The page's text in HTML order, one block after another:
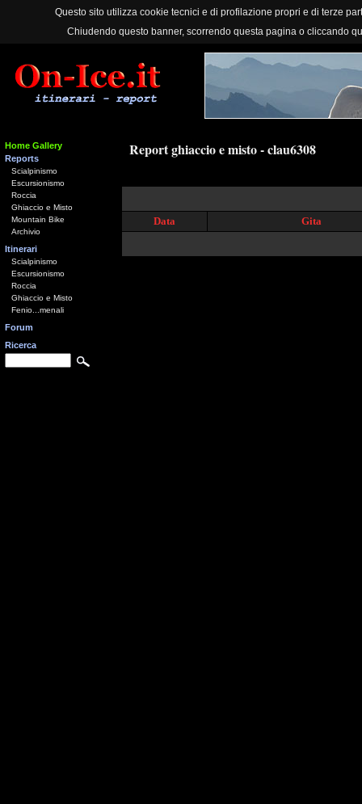
Questo sito utilizza cookie tecnici e di profilazione propri e di terze
Chiudendo questo banner, scorrendo questa pagina o cliccando
Home Gallery
Reports
Scialpinismo
Escursionismo
Roccia
Ghiaccio e Misto
Mountain Bike
Archivio
Itinerari
Scialpinismo
Escursionismo
Roccia
Ghiaccio e Misto
Fenio...menali
Forum
Ricerca
Report ghiaccio e misto - clau6308
Data Gita